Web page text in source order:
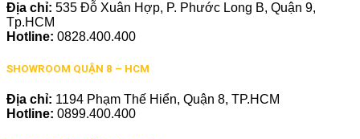
Địa chỉ: 535 Đỗ Xuân Hợp, P. Phước Long B, Quận 9,
Tp.HCM
Hotline: 0828.400.400
SHOWROOM QUẬN 8 – HCM
Địa chỉ: 1194 Phạm Thế Hiển, Quận 8, TP.HCM
Hotline: 0899.400.400